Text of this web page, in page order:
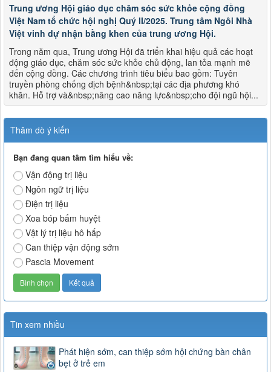
Trung ương Hội giáo dục chăm sóc sức khỏe cộng đồng
Việt Nam tổ chức hội nghị Quý II/2025. Trung tâm Ngôi Nhà
Việt vinh dự nhận bằng khen của trung ương Hội.
Trong năm qua, Trung ương Hội đã triển khai hiệu quả các hoạt
động giáo dục, chăm sóc sức khỏe chủ động, lan tỏa mạnh mẽ
đến cộng đồng. Các chương trình tiêu biểu bao gồm: Tuyên
truyền phòng chống dịch bệnh&nbsp;tại các địa phương khó
khăn. Hỗ trợ và&nbsp;nâng cao năng lực&nbsp;cho đội ngũ hội...
Thăm dò ý kiến
Bạn đang quan tâm tìm hiểu về:
Vận động trị liệu
Ngôn ngữ trị liệu
Điện trị liệu
Xoa bóp bấm huyệt
Vật lý trị liệu hô hấp
Can thiệp vận động sớm
Pascia Movement
Tin xem nhiều
Phát hiện sớm, can thiệp sớm hội chứng bàn chân
bẹt ở trẻ em